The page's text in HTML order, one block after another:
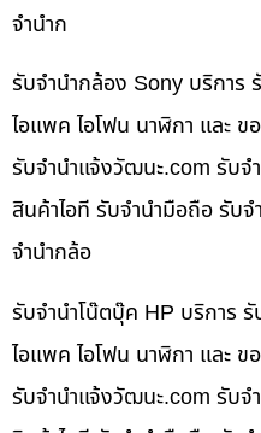
จำนำก
รับจำนำกล้อง Sony บริการ
ไอแพค ไอโฟน นาฬิกา และ
รับจํานําแจ้งวัฒนะ.com รับจ
สินค้าไอที รับจำนำมือถือ รับ
จำนำกล้อ
รับจำนำโน๊ตบุ๊ค HP บริการ
ไอแพค ไอโฟน นาฬิกา และ
รับจํานําแจ้งวัฒนะ.com รับจ